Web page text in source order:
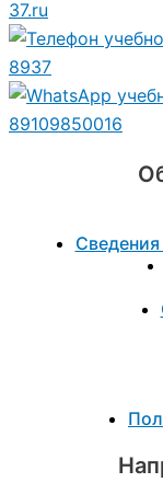
37.ru
8937
89109850016